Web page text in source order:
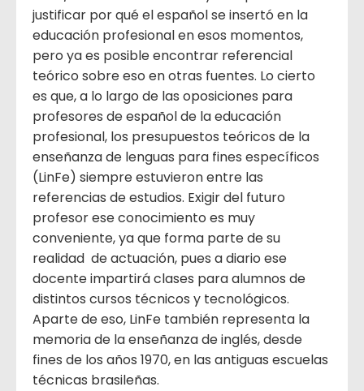
justificar por qué el español se insertó en la
educación profesional en esos momentos,
pero ya es posible encontrar referencial
teórico sobre eso en otras fuentes. Lo cierto
es que, a lo largo de las oposiciones para
profesores de español de la educación
profesional, los presupuestos teóricos de la
enseñanza de lenguas para fines específicos
(LinFe) siempre estuvieron entre las
referencias de estudios. Exigir del futuro
profesor ese conocimiento es muy
conveniente, ya que forma parte de su
realidad de actuación, pues a diario ese
docente impartirá clases para alumnos de
distintos cursos técnicos y tecnológicos.
Aparte de eso, LinFe también representa la
memoria de la enseñanza de inglés, desde
fines de los años 1970, en las antiguas escuelas
técnicas brasileñas.